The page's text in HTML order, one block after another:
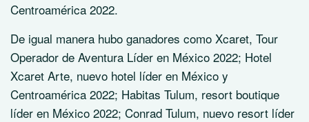
Centroamérica 2022.
De igual manera hubo ganadores como Xcaret, Tour
Operador de Aventura Líder en México 2022; Hotel
Xcaret Arte, nuevo hotel líder en México y
Centroamérica 2022; Habitas Tulum, resort boutique
líder en México 2022; Conrad Tulum, nuevo resort líder